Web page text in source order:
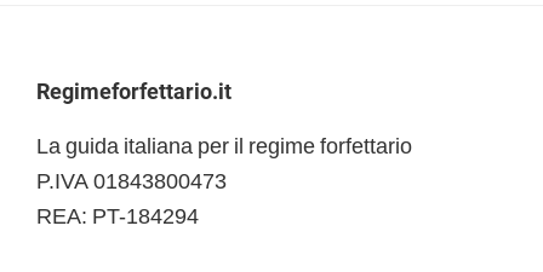
Footer
Regimeforfettario.it
La guida italiana per il regime forfettario
P.IVA 01843800473
REA: PT-184294